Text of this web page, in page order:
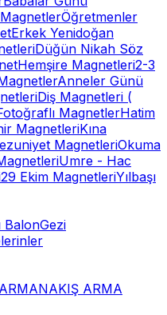
Öğretmenler
Erkek Yenidoğan
Düğün Nikah Söz
Hemşire Magnetleri2-3
Anneler Günü
Diş Magnetleri (
MagnetlerHatim
MagnetleriKına
MagnetleriOkuma
Umre - Hac
29 Ekim MagnetleriYılbaşı
BalonGezi
NAKIŞ ARMA